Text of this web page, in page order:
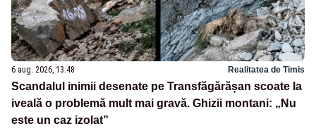
6 aug. 2026, 13:48 Realitatea de Timis
Scandalul inimii desenate pe Transfăgărășan scoate la
iveală o problemă mult mai gravă. Ghizii montani: „Nu
este un caz izolat”